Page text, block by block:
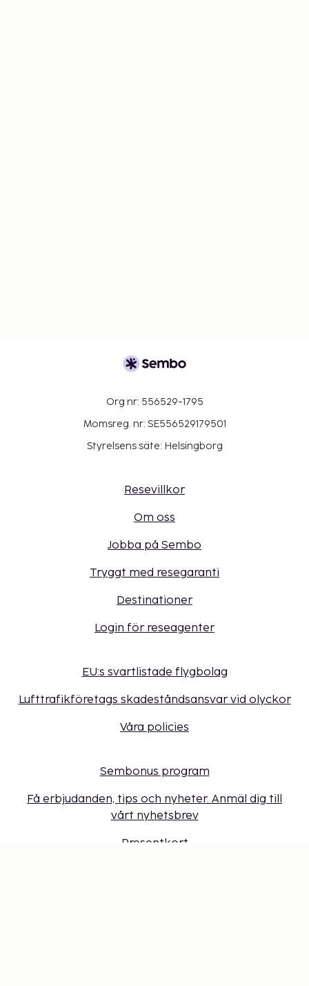
Org nr: 556529-1795
Momsreg. nr: SE556529179501
Styrelsens säte: Helsingborg
Resevillkor
Om oss
Jobba på Sembo
Tryggt med resegaranti
Destinationer
Login för reseagenter
EU:s svartlistade flygbolag
Lufttrafikföretags skadeståndsansvar vid olyckor
Våra policies
Sembonus program
Få erbjudanden, tips och nyheter. Anmäl dig till
vårt nyhetsbrev
Presentkort